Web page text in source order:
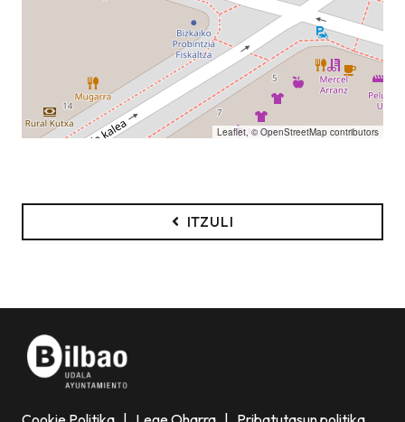
Leaflet , ©OpenStreetMap contributors
ITZULI